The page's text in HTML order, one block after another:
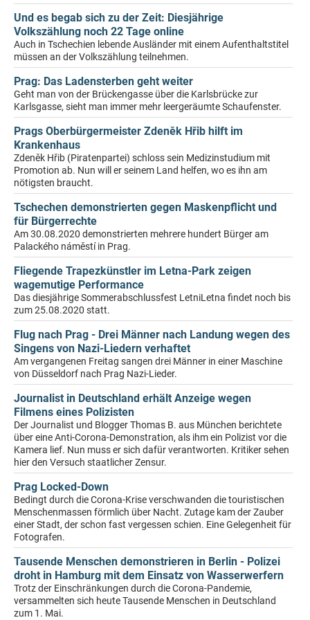
Und es begab sich zu der Zeit: Diesjährige
Volkszählung noch 22 Tage online
Auch in Tschechien lebende Ausländer mit einem Aufenthaltstitel
müssen an der Volkszählung teilnehmen.
Prag: Das Ladensterben geht weiter
Geht man von der Brückengasse über die Karlsbrücke zur
Karlsgasse, sieht man immer mehr leergeräumte Schaufenster.
Prags Oberbürgermeister Zdeněk Hřib hilft im
Krankenhaus
Zdeněk Hřib (Piratenpartei) schloss sein Medizinstudium mit
Promotion ab. Nun will er seinem Land helfen, wo es ihn am
nötigsten braucht.
Tschechen demonstrierten gegen Maskenpflicht und
für Bürgerrechte
Am 30.08.2020 demonstrierten mehrere hundert Bürger am
Palackého náměstí in Prag.
Fliegende Trapezkünstler im Letna-Park zeigen
wagemutige Performance
Das diesjährige Sommerabschlussfest LetniLetna findet noch bis
zum 25.08.2020 statt.
Flug nach Prag - Drei Männer nach Landung wegen des
Singens von Nazi-Liedern verhaftet
Am vergangenen Freitag sangen drei Männer in einer Maschine
von Düsseldorf nach Prag Nazi-Lieder.
Journalist in Deutschland erhält Anzeige wegen
Filmens eines Polizisten
Der Journalist und Blogger Thomas B. aus München berichtete
über eine Anti-Corona-Demonstration, als ihm ein Polizist vor die
Kamera lief. Nun muss er sich dafür verantworten. Kritiker sehen
hier den Versuch staatlicher Zensur.
Prag Locked-Down
Bedingt durch die Corona-Krise verschwanden die touristischen
Menschenmassen förmlich über Nacht. Zutage kam der Zauber
einer Stadt, der schon fast vergessen schien. Eine Gelegenheit für
Fotografen.
Tausende Menschen demonstrieren in Berlin - Polizei
droht in Hamburg mit dem Einsatz von Wasserwerfern
Trotz der Einschränkungen durch die Corona-Pandemie,
versammelten sich heute Tausende Menschen in Deutschland
zum 1. Mai.